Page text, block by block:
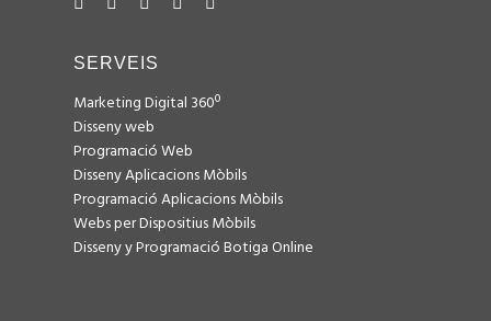
SERVEIS
Marketing Digital 360º
Disseny web
Programació Web
Disseny Aplicacions Mòbils
Programació Aplicacions Mòbils
Webs per Dispositius Mòbils
Disseny y Programació Botiga Online